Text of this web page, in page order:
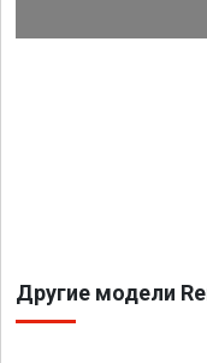
Другие модели